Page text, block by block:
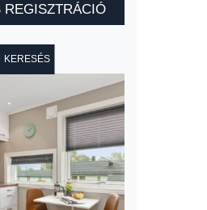
REGISZTRÁCIÓ
KERESÉS